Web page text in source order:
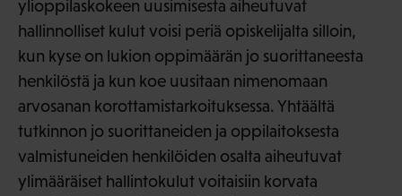
ylioppilaskokeen uusimisesta aiheutuvat
hallinnolliset kulut voisi periä opiskelijalta silloin,
kun kyse on lukion oppimäärän jo suorittaneesta
henkilöstä ja kun koe uusitaan nimenomaan
arvosanan korottamistarkoituksessa. Yhtäältä
tutkinnon jo suorittaneiden ja oppilaitoksesta
valmistuneiden henkilöiden osalta aiheutuvat
ylimääräiset hallintokulut voitaisiin korvata